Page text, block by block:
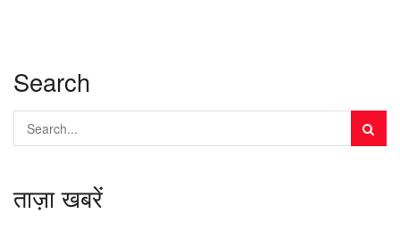
Search
ताज़ा खबरें